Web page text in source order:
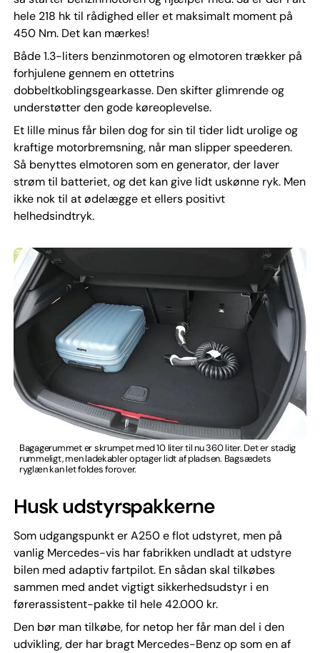
hele 218 hk til rådighed eller et maksimalt moment på
450 Nm. Det kan mærkes!
Både 1.3-liters benzinmotoren og elmotoren trækker på
forhjulene gennem en ottetrins
dobbeltkoblingsgearkasse. Den skifter glimrende og
understøtter den gode køreoplevelse.
Et lille minus får bilen dog for sin til tider lidt urolige og
kraftige motorbremsning, når man slipper speederen.
Så benyttes elmotoren som en generator, der laver
strøm til batteriet, og det kan give lidt uskønne ryk. Men
ikke nok til at ødelægge et ellers positivt
helhedsindtryk.
Bagagerummet er skrumpet med 10 liter til nu 360 liter. Det er stadig
rummeligt, men ladekabler optager lidt af pladsen. Bagsædets
ryglæn kan let foldes forover.
Husk udstyrspakkerne
Som udgangspunkt er A250 e flot udstyret, men på
vanlig Mercedes-vis har fabrikken undladt at udstyre
bilen med adaptiv fartpilot. En sådan skal tilkøbes
sammen med andet vigtigt sikkerhedsudstyr i en
førerassistent-pakke til hele 42.000 kr.
Den bør man tilkøbe, for netop her får man del i den
udvikling, der har bragt Mercedes-Benz op som en af